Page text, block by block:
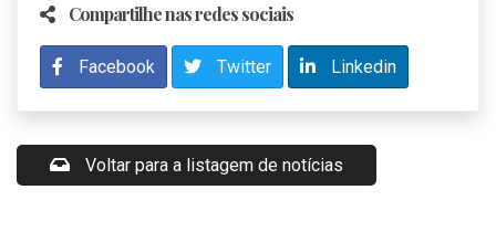
Compartilhe nas redes sociais
Facebook Twitter Linkedin
Voltar para a listagem de notícias